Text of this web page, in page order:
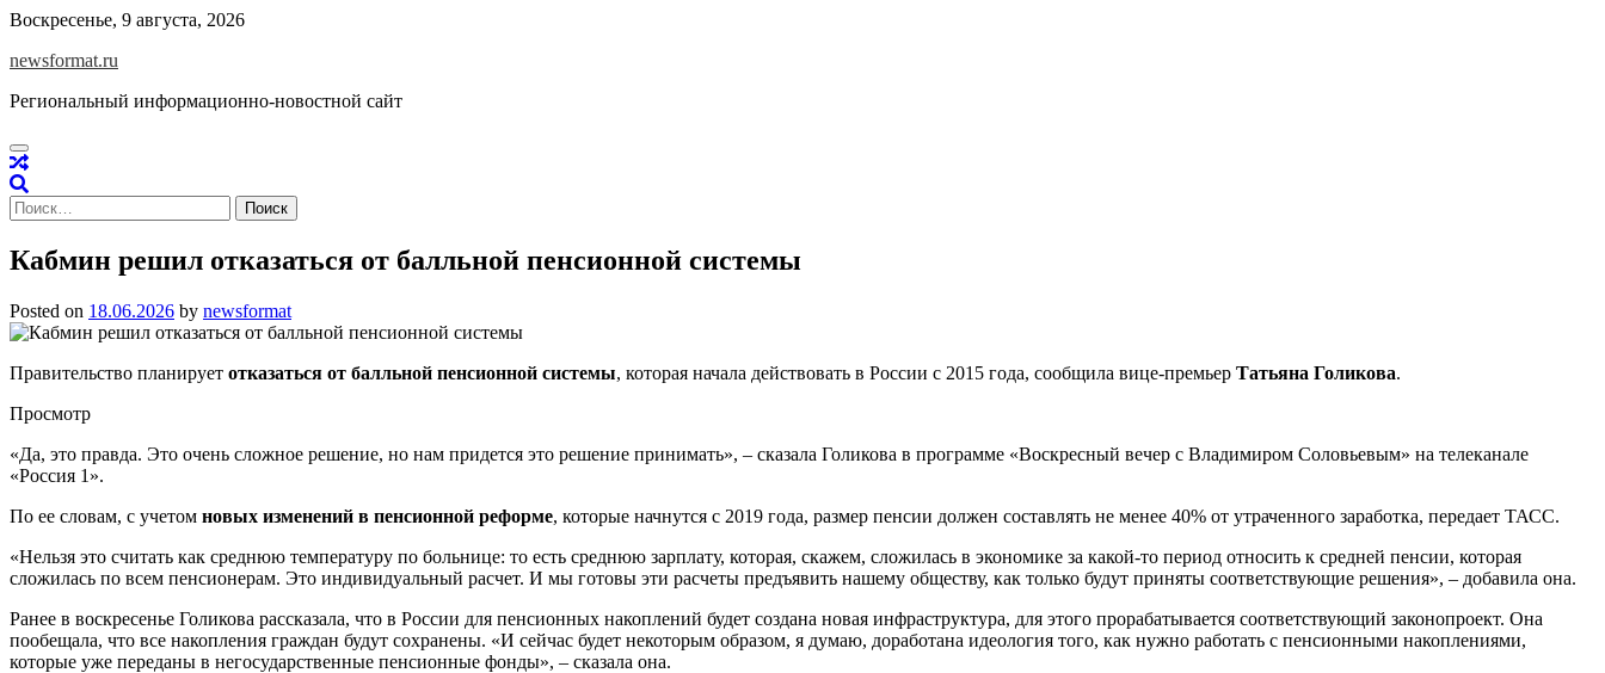
Skip
content
Воскресенье, 9 августа, 2026
newsformat.ru
Региональный информационно-новостной сайт
Найти:
Кабмин решил отказаться от балльной пенсионной системы
Posted on 18.06.2026 by newsformat
Правительство планирует отказаться от балльной пенсионной системы, которая начала действовать в России с 2015 года, сообщила вице-премьер Татьяна Голикова.
Просмотр
«Да, это правда. Это очень сложное решение, но нам придется это решение принимать», – сказала Голикова в программе «Воскресный вечер с Владимиром Соловьевым» на телеканале
«Россия 1».
По ее словам, с учетом новых изменений в пенсионной реформе, которые начнутся с 2019 года, размер пенсии должен составлять не менее 40% от утраченного заработка, передает ТАСС.
«Нельзя это считать как среднюю температуру по больнице: то есть среднюю зарплату, которая, скажем, сложилась в экономике за какой-то период относить к средней пенсии, которая
сложилась по всем пенсионерам. Это индивидуальный расчет. И мы готовы эти расчеты предъявить нашему обществу, как только будут приняты соответствующие решения», – добавила она.
Ранее в воскресенье Голикова рассказала, что в России для пенсионных накоплений будет создана новая инфраструктура, для этого прорабатывается соответствующий законопроект. Она
пообещала, что все накопления граждан будут сохранены. «И сейчас будет некоторым образом, я думаю, доработана идеология того, как нужно работать с пенсионными накоплениями,
которые уже переданы в негосударственные пенсионные фонды», – сказала она.